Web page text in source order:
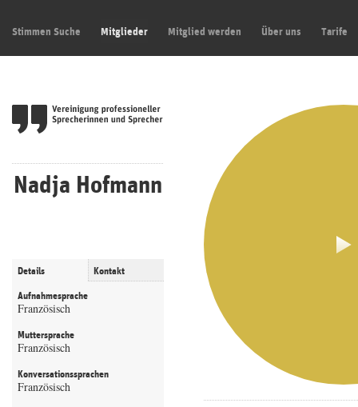
Stimmen Suche Mitglieder Mitglied werden Über uns Tarife
Nadja Hofmann
Details Kontakt
Aufnahmesprache
Französisch
Muttersprache
Französisch
Konversationssprachen
Französisch